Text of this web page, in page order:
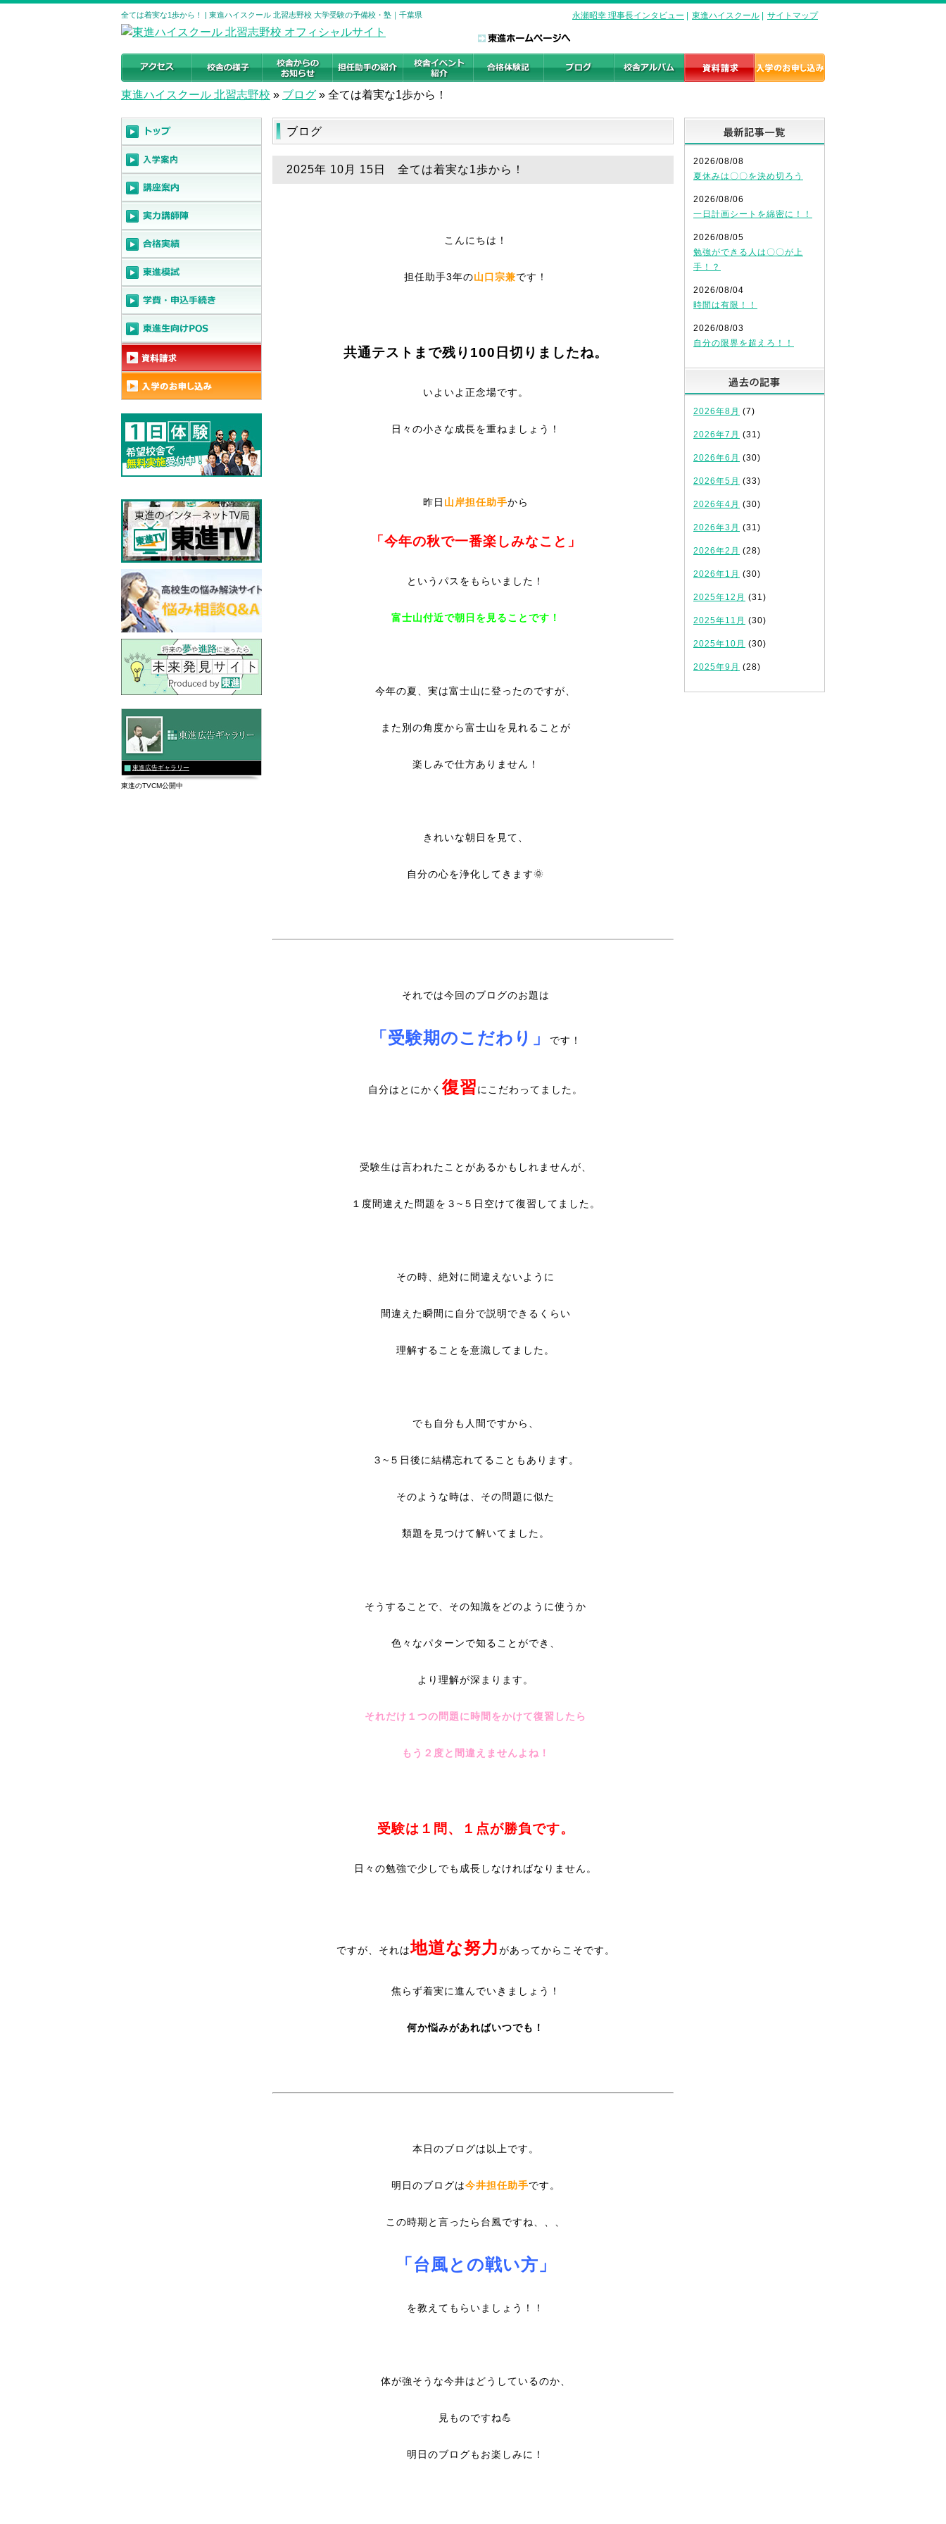
全ては着実な1歩から！ | 東進ハイスクール 北習志野校 大学受験の予備校・塾｜千葉県 永瀬昭幸 理事長インタビュー 東進ハイスクール サイトマップ
東進ハイスクール 北習志野校 » ブログ » 全ては着実な1歩から！
ブログ
2025年 10月 15日 全ては着実な1歩から！
こんにちは！
担任助手3年の山口宗兼です！
共通テストまで残り100日切りましたね。
いよいよ正念場です。
日々の小さな成長を重ねましょう！
昨日 山岸担任助手から
「今年の秋で一番楽しみなこと」
というパスをもらいました！
富士山付近で朝日を見ることです！
今年の夏、実は富士山に登ったのですが、
また別の角度から富士山を見れることが
楽しみで仕方ありません！
きれいな朝日を見て、
自分の心を浄化してきます🌞
それでは今回のブログのお題は
「受験期のこだわり」 です！
自分はとにかく 復習にこだわってました。
受験生は言われたことがあるかもしれませんが、
１度間違えた問題を３~５日空けて復習してました。
その時、絶対に間違えないように
間違えた瞬間に自分で説明できるくらい
理解することを意識してました。
でも自分も人間ですから、
３~５日後に結構忘れてることもあります。
そのような時は、その問題に似た
類題を見つけて解いてました。
そうすることで、その知識をどのように使うか
色々なパターンで知ることができ、
より理解が深まります。
それだけ１つの問題に時間をかけて復習したら
もう２度と間違えませんよね！
受験は１問、１点が勝負です。
日々の勉強で少しでも成長しなければなりません。
ですが、それは地道な努力があってからこそです。
焦らず着実に進んでいきましょう！
何か悩みがあればいつでも！
本日のブログは以上です。
明日のブログは今井担任助手です。
この時期と言ったら台風ですね、、、
「台風との戦い方」
を教えてもらいましょう！！
体が強そうな今井はどうしているのか、
見ものですね💪
明日のブログもお楽しみに！
2026/08/08
夏休みは〇〇を決め切ろう
2026/08/06
一日計画シートを綿密に！！
2026/08/05
勉強ができる人は〇〇が上
手！？
2026/08/04
時間は有限！！
2026/08/03
自分の限界を超えろ！！
2026年8月 (7)
2026年7月 (31)
2026年6月 (30)
2026年5月 (33)
2026年4月 (30)
2026年3月 (31)
2026年2月 (28)
2026年1月 (30)
2025年12月 (31)
2025年11月 (30)
2025年10月 (30)
2025年9月 (28)
東進広告ギャラリー
東進のTVCM公開中